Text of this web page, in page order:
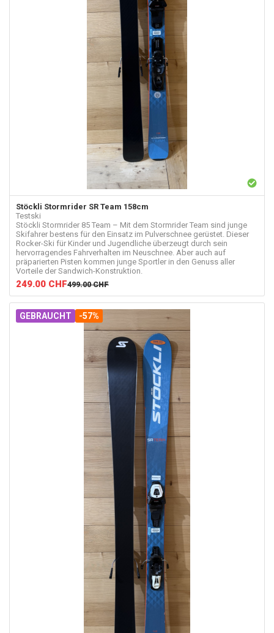
Stöckli Stormrider SR Team 158cm
Testski
Stöckli Stormrider 85 Team – Mit dem Stormrider Team sind junge
Skifahrer bestens für den Einsatz im Pulverschnee gerüstet. Dieser
Rocker-Ski für Kinder und Jugendliche überzeugt durch sein
hervorragendes Fahrverhalten im Neuschnee. Aber auch auf
präparierten Pisten kommen junge Sportler in den Genuss aller
Vorteile der Sandwich-Konstruktion.
249.00 CHF499.00 CHF
GEBRAUCHT -57%